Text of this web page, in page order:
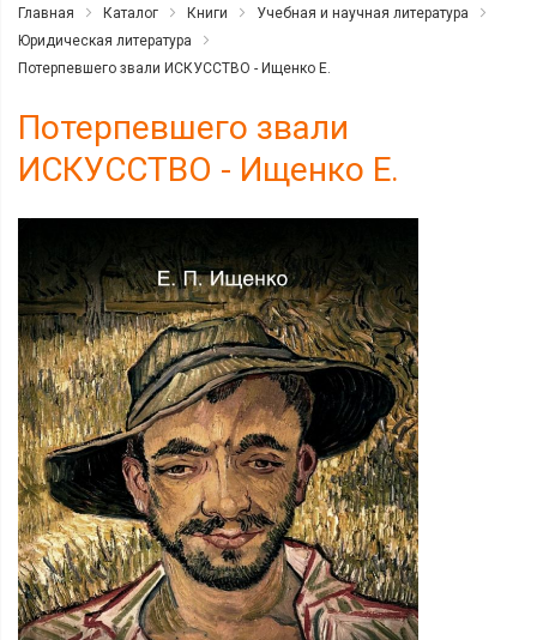
Главная Каталог Книги
Учебная и научная литература
Юридическая литература
Потерпевшего звали ИСКУССТВО - Ищенко Е.
Потерпевшего звали
ИСКУССТВО - Ищенко Е.